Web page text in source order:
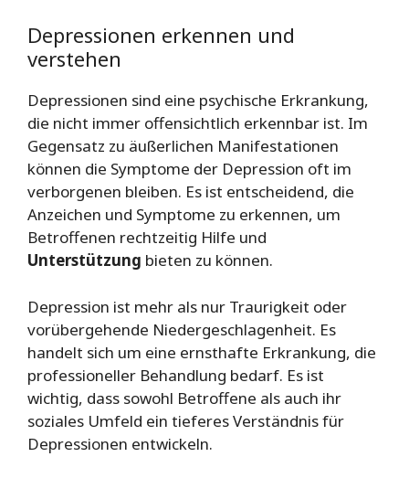
Depressionen erkennen und
verstehen
Depressionen sind eine psychische Erkrankung,
die nicht immer offensichtlich erkennbar ist. Im
Gegensatz zu äußerlichen Manifestationen
können die Symptome der Depression oft im
verborgenen bleiben. Es ist entscheidend, die
Anzeichen und Symptome zu erkennen, um
Betroffenen rechtzeitig Hilfe und
Unterstützung bieten zu können.
Depression ist mehr als nur Traurigkeit oder
vorübergehende Niedergeschlagenheit. Es
handelt sich um eine ernsthafte Erkrankung, die
professioneller Behandlung bedarf. Es ist
wichtig, dass sowohl Betroffene als auch ihr
soziales Umfeld ein tieferes Verständnis für
Depressionen entwickeln.